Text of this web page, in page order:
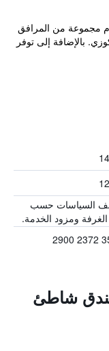
نابا و يقدم مجموعة من المرافق
بالإضافة إلى توفر
السياسات حسب
ومزود الخدمة.
فندق شاطئ